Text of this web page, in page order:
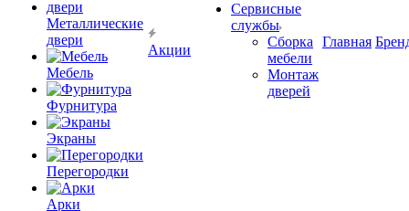
Металлические
двери
Мебель
Фурнитура
Экраны
Перегородки
Арки
Акции
Сервисные
службы
Сборка
мебели
Монтаж
дверей
Главная